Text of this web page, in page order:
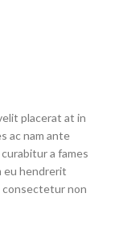
placerat at in
ac nam ante
a fames
eu hendrerit
consectetur non